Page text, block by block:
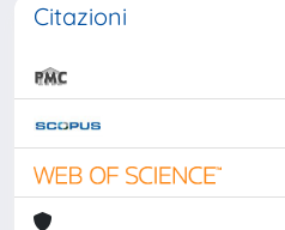
Citazioni